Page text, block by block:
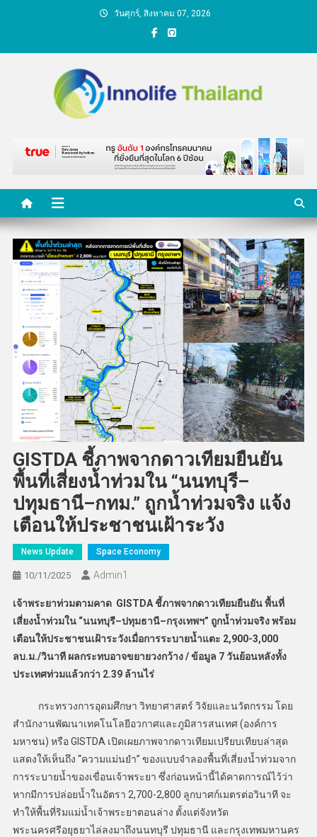
วันศุกร์, สิงหาคม 07, 2026
คนกับความคิด ชีวิตกับ
นวัตกรรม
GISTDA ชี้ภาพจากดาวเทียมยืนยัน
พื้นที่เสี่ยงน้ำท่วมใน “นนทบุรี–
ปทุมธานี–กทม.” ถูกน้ำท่วมจริง แจ้ง
เตือนให้ประชาชนเฝ้าระวัง
News Update Space Economy
10/11/2025 Admin​1
เจ้าพระยาท่วมตามคาดGISTDA ชี้ภาพจากดาวเทียมยืนยัน พื้นที่
เสี่ยงน้ำท่วมใน “นนทบุรี–ปทุมธานี–กรุงเทพฯ” ถูกน้ำท่วมจริง พร้อม
เตือนให้ประชาชนเฝ้าระวังเมื่อการระบายน้ำแตะ 2,900-3,000
ลบ.ม./วินาที ผลกระทบอาจขยายวงกว้าง / ข้อมูล 7 วันย้อนหลังทั้ง
ประเทศท่วมแล้วกว่า 2.39 ล้านไร่
กระทรวงการอุดมศึกษา วิทยาศาสตร์ วิจัยและนวัตกรรม โดย
สำนักงานพัฒนาเทคโนโลยีอวกาศและภูมิสารสนเทศ (องค์การ
มหาชน) หรือ GISTDA เปิดเผยภาพจากดาวเทียมเปรียบเทียบล่าสุด
แสดงให้เห็นถึง “ความแม่นยำ” ของแบบจำลองพื้นที่เสี่ยงน้ำท่วมจาก
การระบายน้ำของเขื่อนเจ้าพระยา ซึ่งก่อนหน้านี้ได้คาดการณ์ไว้ว่า
หากมีการปล่อยน้ำในอัตรา 2,700-2,800 ลูกบาศก์เมตรต่อวินาที จะ
ทำให้พื้นที่ริมแม่น้ำเจ้าพระยาตอนล่าง ตั้งแต่จังหวัด
พระนครศรีอยุธยาไล่ลงมาถึงนนทบุรี ปทุมธานี และกรุงเทพมหานคร